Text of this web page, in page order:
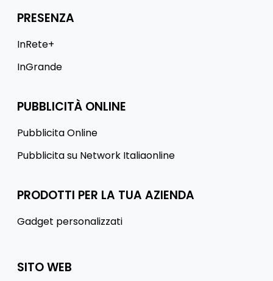
PRESENZA
InRete+
InGrande
PUBBLICITÀ ONLINE
Pubblicita Online
Pubblicita su Network Italiaonline
PRODOTTI PER LA TUA AZIENDA
Gadget personalizzati
SITO WEB